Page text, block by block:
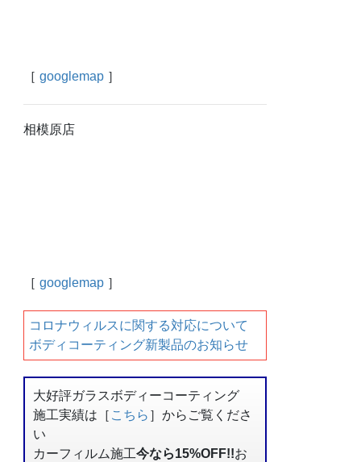
［googlemap ］
相模原店
［googlemap ］
コロナウィルスに関する対応について
ボディコーティング新製品のお知らせ
大好評ガラスボディーコーティング
施工実績は［ こちら ］からご覧くださ
い
カーフィルム施工今なら15%OFF!!お